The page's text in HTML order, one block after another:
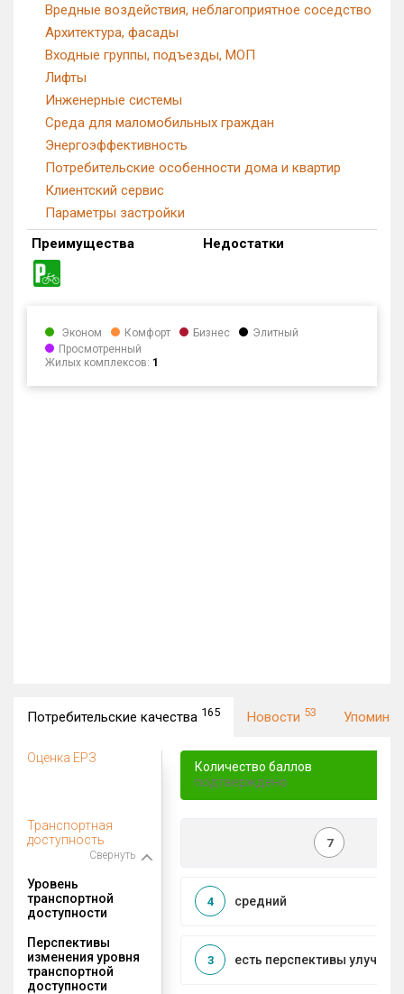
Вредные воздействия, неблагоприятное соседство
Архитектура, фасады
Входные группы, подъезды, МОП
Лифты
Инженерные системы
Среда для маломобильных граждан
Энергоэффективность
Потребительские особенности дома и квартир
Клиентский сервис
Параметры застройки
Преимущества
Недостатки
Эконом Комфорт Бизнес
Элитный
Просмотренный
Жилых комплексов: 1
Потребительские качества 165 Новости 53
Оценка ЕРЗ
Количество баллов
подтверждено
Транспортная
доступность
Свернуть
7
Уровень
транспортной
доступности
средний
4
Перспективы
изменения уровня
транспортной
доступности
есть перспективы
3